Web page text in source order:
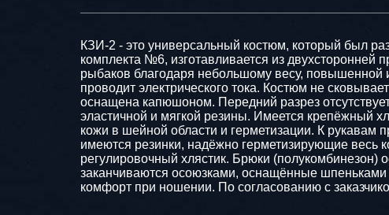
КЗИ-2 - это универсальный костюм, который был
комплекта №6, изготавливается из двухсторонней
рыбаков благодаря небольшому весу, повышенной
проводит электрического тока. Костюм не
оснащена капюшоном. Передний разрез
эластичной и мягкой резины. Имеется крепёжный
кожи в шейной области и герметизации. К рукавам
имеются резинки, надёжно герметизирующие весь
регулировочный хлястик. Брюки
заканчиваются осоюзками, оснащённые
комфорт при ношении. По согласованию с